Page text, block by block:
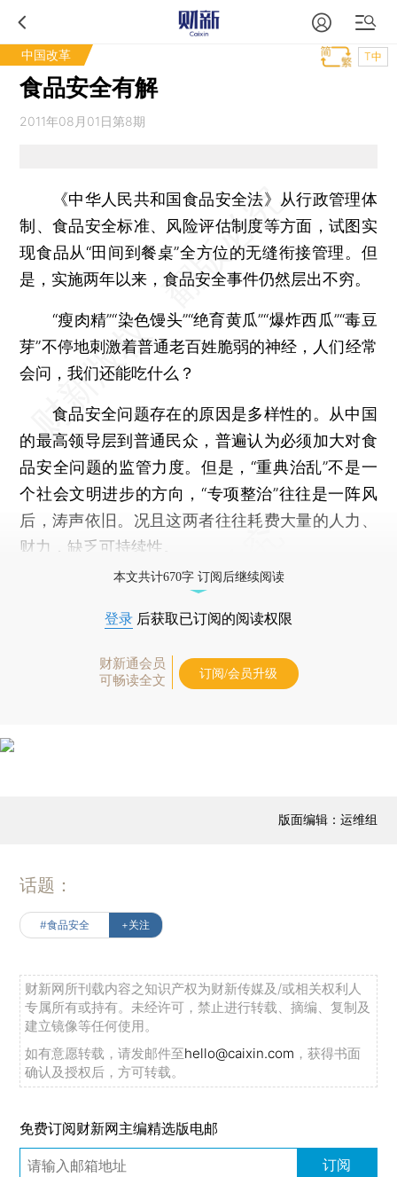
中国改革 T中
食品安全有解
2011年08月01日第8期
《中华人民共和国食品安全法》从行政管理体
制、食品安全标准、风险评估制度等方面，试图实
现食品从“田间到餐桌”全方位的无缝衔接管理。但
是，实施两年以来，食品安全事件仍然层出不穷。
“瘦肉精”“染色馒头”“绝育黄瓜”“爆炸西瓜”“毒豆
芽”不停地刺激着普通老百姓脆弱的神经，人们经常
会问，我们还能吃什么？
食品安全问题存在的原因是多样性的。从中国
的最高领导层到普通民众，普遍认为必须加大对食
品安全问题的监管力度。但是，“重典治乱”不是一
个社会文明进步的方向，“专项整治”往往是一阵风
后，涛声依旧。况且这两者往往耗费大量的人力、
财力，缺乏可持续性。
本文共计670字 订阅后继续阅读
登录 后获取已订阅的阅读权限
财新通会员
可畅读全文
订阅/会员升级
版面编辑：运维组
话题：
#食品安全 +关注
财新网所刊载内容之知识产权为财新传媒及/或相关权利人
专属所有或持有。未经许可，禁止进行转载、摘编、复制及
建立镜像等任何使用。
如有意愿转载，请发邮件至hello@caixin.com ，获得书面
确认及授权后，方可转载。
免费订阅财新网主编精选版电邮
订阅